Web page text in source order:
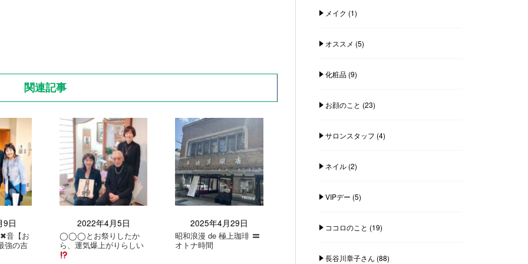
関連記事
9日
音【お
強の吉
2022年4月5日
◯◯◯とお祭りしたか
ら、運気爆上がりらしい
2025年4月29日
昭和浪漫 de 極上珈琲
オトナ時間
メイク (1)
オススメ (5)
化粧品(9)
お顔のこと (23)
サロンスタッフ (4)
ネイル(2)
VIPデー (5)
ココロのこと (19)
長谷川章子さん (88)